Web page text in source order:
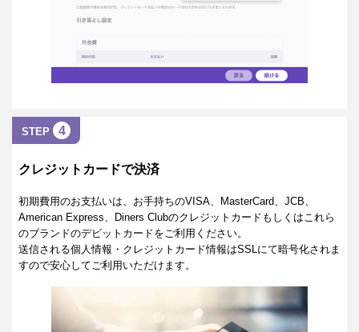
STEP 4
クレジットカードで決済
初期費用のお支払いは、お手持ちのVISA、MasterCard、JCB、
American Express、Diners Clubのクレジットカードもしくはこれら
のブランドのデビットカードをご利用ください。
送信される個人情報・クレジットカード情報はSSLにて暗号化されま
すので安心してご利用いただけます。